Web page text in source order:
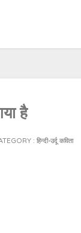
है
: हिन्दी-उर्दू कविता